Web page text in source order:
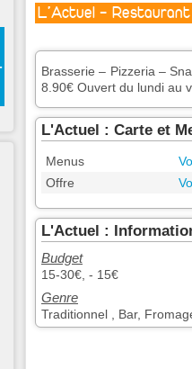
L'Actuel - Restaurant
Brasserie – Pizzeria –
8.90€ Ouvert du lundi au
L'Actuel : Carte et
Menus
Offre
L'Actuel :
Budget
15-30€, - 15€
Genre
Traditionnel , Bar,